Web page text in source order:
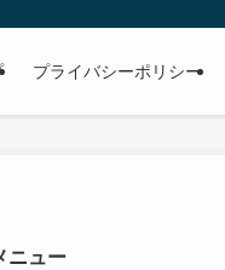
プライバシーポリシー
ニュー